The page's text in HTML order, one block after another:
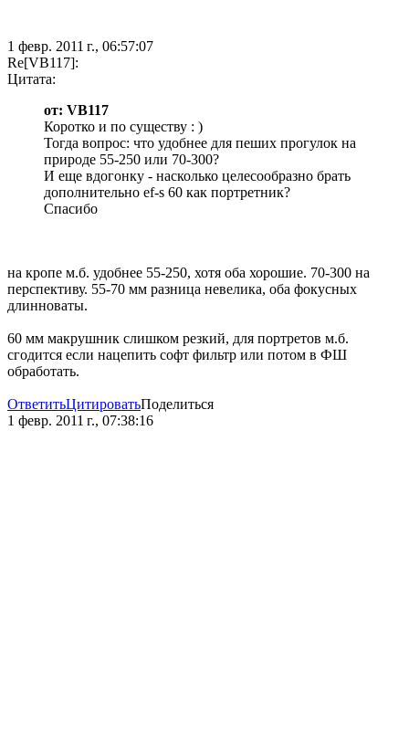
1 февр. 2011 г., 06:57:07
Re[VB117]:
Цитата:
от: VB117
Коротко и по существу : )
Тогда вопрос: что удобнее для пеших прогулок на
природе 55-250 или 70-300?
И еще вдогонку - насколько целесообразно брать
дополнительно ef-s 60 как портретник?
Спасибо
на кропе м.б. удобнее 55-250, хотя оба хорошие. 70-300 на
перспективу. 55-70 мм разница невелика, оба фокусных
длинноваты.
60 мм макрушник слишком резкий, для портретов м.б.
сгодится если нацепить софт фильтр или потом в ФШ
обработать.
ОтветитьЦитироватьПоделиться
1 февр. 2011 г., 07:38:16